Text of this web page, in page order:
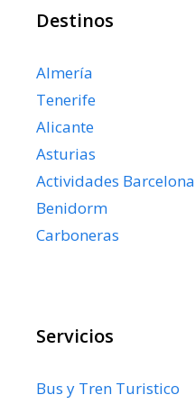
Destinos
Almería
Tenerife
Alicante
Asturias
Actividades Barcelona
Benidorm
Carboneras
Servicios
Bus y Tren Turistico